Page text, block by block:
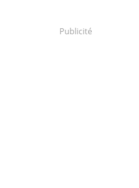
Publicité